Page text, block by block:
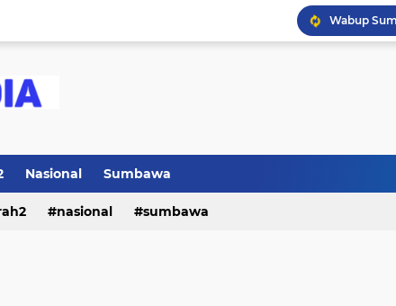
Nasional Sumbawa
nasional sumbawa